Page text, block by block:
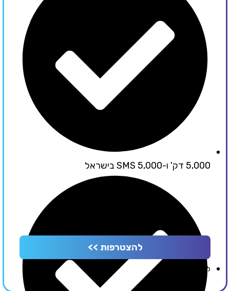
5,000 דק' ו-5,000 SMS בישראל
להצטרפות >>
לפרטי החבילה